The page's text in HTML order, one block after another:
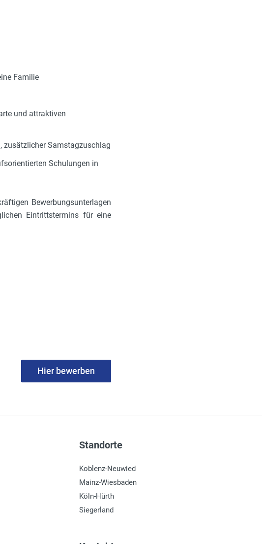
Familie
und attraktiven
zusätzlicher Samstagzuschlag
Schulungen in
Bewerbungsunterlagen
Eintrittstermins für eine
Hier bewerben
Standorte
Koblenz-Neuwied
Mainz-Wiesbaden
Köln-Hürth
Siegerland